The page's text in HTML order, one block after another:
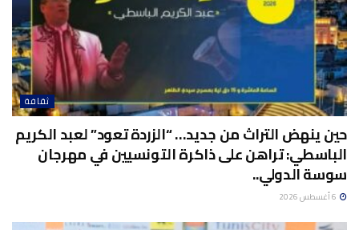
ثقافة
حين ينهض التراث من جديد… “الزردة تعود” لعبد الكريم
الباسطي: تراهن على ذاكرة التونسيين في مهرجان
سوسة الدولي..